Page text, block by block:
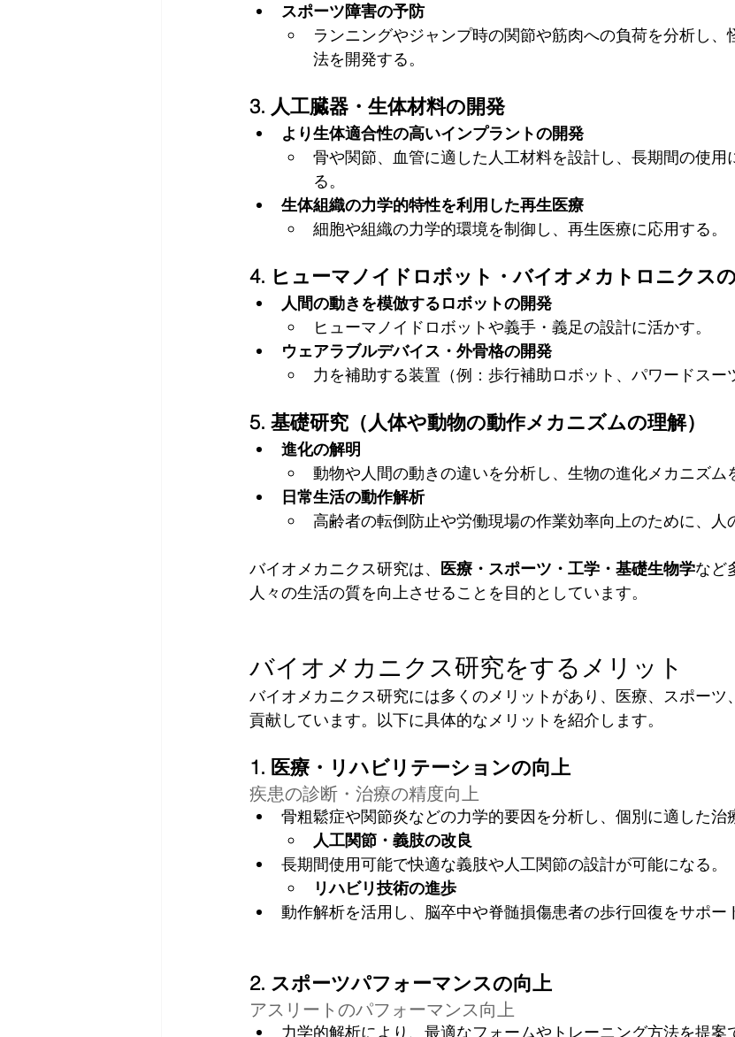
スポーツ障害の予防
ランニングやジャンプ時の関節や筋肉への負荷を分析し
法を開発する。
3. 人工臓器・生体材料の開発
より生体適合性の高いインプラントの開発
骨や関節、血管に適した人工材料を設計し、長期間の使用
る。
生体組織の力学的特性を利用した再生医療
細胞や組織の力学的環境を制御し、再生医療に応用する。
4. ヒューマノイドロボット・バイオメカトロニクス
人間の動きを模倣するロボットの開発
ヒューマノイドロボットや義手・義足の設計に活かす。
ウェアラブルデバイス・外骨格の開発
力を補助する装置（例：歩行補助ロボット、パワードスー
5. 基礎研究（人体や動物の動作メカニズムの理解）
進化の解明
動物や人間の動きの違いを分析し、生物の進化メカニズム
日常生活の動作解析
高齢者の転倒防止や労働現場の作業効率向上のために、人
バイオメカニクス研究は、 医療・スポーツ・工学・基礎生物学など
人々の生活の質を向上させることを目的としています。
バイオメカニクス研究をするメリット
バイオメカニクス研究には多くのメリットがあり、医療、スポーツ
貢献しています。以下に具体的なメリットを紹介します。
1. 医療・リハビリテーションの向上
疾患の診断・治療の精度向上
骨粗鬆症や関節炎などの力学的要因を分析し、個別に適した治
人工関節・義肢の改良
長期間使用可能で快適な義肢や人工関節の設計が可能になる。
リハビリ技術の進歩
動作解析を活用し、脳卒中や脊髄損傷患者の歩行回復をサポー
2. スポーツパフォーマンスの向上
アスリートのパフォーマンス向上
力学的解析により、最適なフォームやトレーニング方法を提案